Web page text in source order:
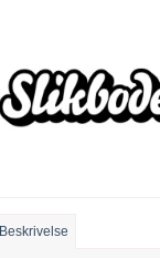
Beskrivelse